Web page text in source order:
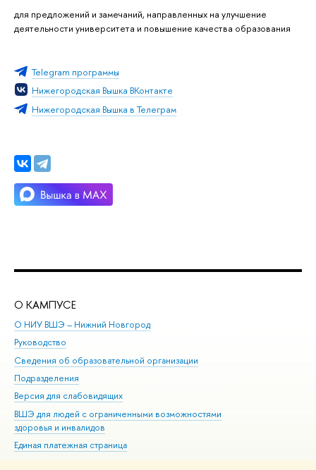
для предложений и замечаний, направленных на улучшение
деятельности университета и повышение качества образования
Telegram программы
Нижегородская Вышка ВКонтакте
Нижегородская Вышка в Телеграм
О КАМПУСЕ
О НИУ ВШЭ – Нижний Новгород
Руководство
Сведения об образовательной организации
Подразделения
Версия для слабовидящих
ВШЭ для людей с ограниченными возможностями
здоровья и инвалидов
Единая платежная страница